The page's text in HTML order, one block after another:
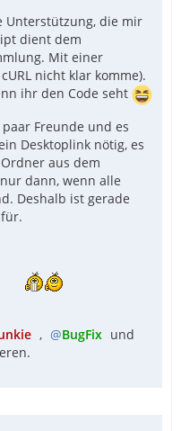
Unterstützung, die mir
dient dem
Mit einer
nicht klar komme).
ihr den Code seht
Freunde und es
Desktoplink nötig, es
aus dem
dann, wenn alle
Deshalb ist gerade
, BugFix und